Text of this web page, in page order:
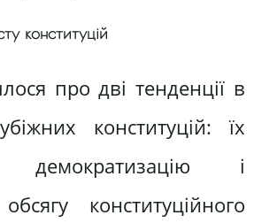
конституцій
про дві тенденції в
конституцій: їх
демократизацію і
конституційного